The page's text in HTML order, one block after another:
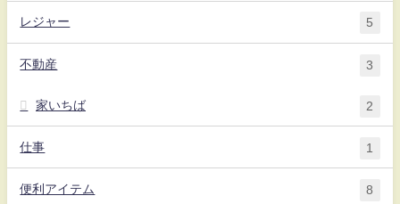
レジャー 5
不動産 3
家いちば 2
仕事 1
便利アイテム 8